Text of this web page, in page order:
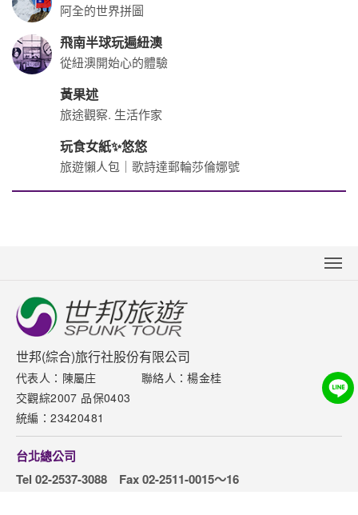
阿全的世界拼圖
飛南半球玩遍紐澳
從紐澳開始心的體驗
黃果述
旅途觀察. 生活作家
玩食女紙✨悠悠
旅遊懶人包｜歌詩達郵輪莎倫娜號
關於世邦
新聞中心
聯絡我們
下載專區
網站導覽
取消訂單說明
世邦(綜合)旅行社股份有限公司
代表人：陳屬庄
聯絡人：楊金桂
交觀綜2007 品保0403
統編：23420481
台北總公司
Tel 02-2537-3088
Fax 02-2511-0015～16